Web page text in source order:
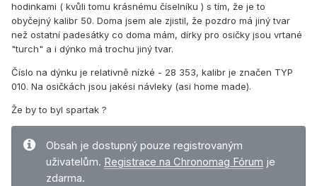
hodinkami ( kvůli tomu krásnému číselníku ) s tím, že je to
obyčejný kalibr 50. Doma jsem ale zjistil, že pozdro má jiný tvar
než ostatní padesátky co doma mám, dírky pro osičky jsou vrtané
"turch" a i dýnko má trochu jiný tvar.
Číslo na dýnku je relativně nízké - 28 353, kalibr je značen TYP
010. Na osičkách jsou jakési návleky (asi home made).
Že by to byl spartak ?
Obsah je dostupný pouze registrovaným
uživatelům. Registrace na Chronomag Fórum je
zdarma.